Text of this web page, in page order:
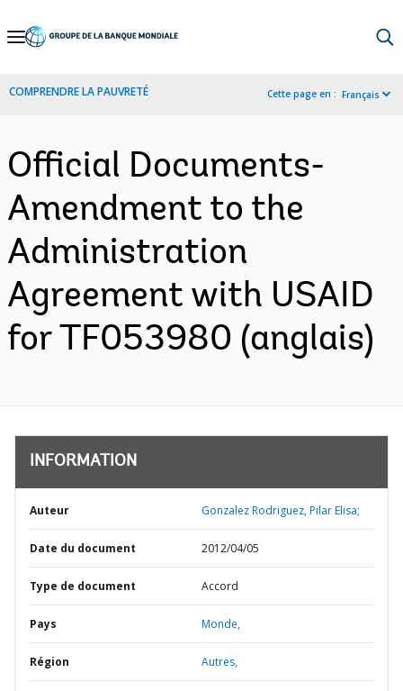
Skip
Navigation
COMPRENDRE LA PAUVRETÉ Cette page en : Français
Official Documents-
Amendment to the
Administration
Agreement with USAID
for TF053980 (anglais)
INFORMATION
Auteur Gonzalez Rodriguez, Pilar Elisa;
Date du document 2012/04/05
Type de document Accord
Pays Monde,
Région Autres,